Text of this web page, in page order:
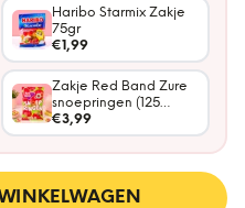
Haribo Starmix Zakje
75gr
€1,99
Zakje Red Band Zure
snoepringen (125
gram)
€3,99